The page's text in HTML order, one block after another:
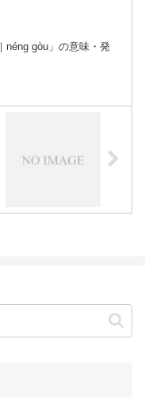
néng gòu」の意味・発